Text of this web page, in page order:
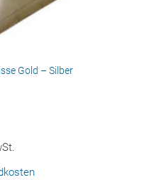
Gold – Silber